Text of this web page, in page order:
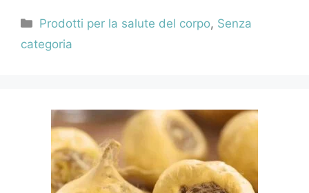
Categorie
Prodotti per la salute del corpo, Senza
categoria